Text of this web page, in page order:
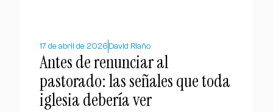
17 de abril de 2026 David Riaño
Antes de renunciar al
pastorado: las señales que toda
iglesia debería ver